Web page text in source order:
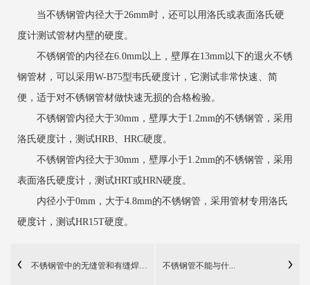
当不锈钢管内径大于26mm时，还可以用洛氏或表面洛氏硬
度计测试管材内壁的硬度。
不锈钢管的内径在6.0mm以上，壁厚在13mm以下的退火不锈
钢管材，可以采用W-B75型韦氏硬度计，它测试非常快速、简
便，适于对不锈钢管材做快速无损的合格检验。
不锈钢管内径大于30mm，壁厚大于1.2mm的不锈钢管，采用
洛氏硬度计，测试HRB、HRC硬度。
不锈钢管内径大于30mm，壁厚小于1.2mm的不锈钢管，采用
表面洛氏硬度计，测试HRT或HRN硬度。
内径小于0mm，大于4.8mm的不锈钢管，采用管材专用洛氏
硬度计，测试HR15T硬度。
不锈钢管中的无缝管和有缝焊接管的区别介绍不锈钢管不能与什...